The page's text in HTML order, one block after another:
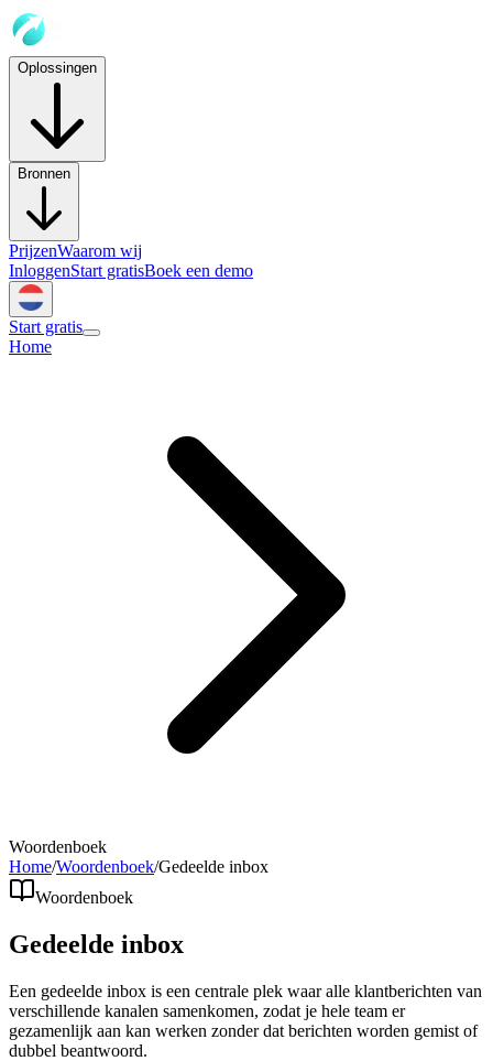
Oplossingen
Bronnen
PrijzenWaarom wij
InloggenStart gratisBoek een demo
Start gratis
Home
Woordenboek
Home/Woordenboek/Gedeelde inbox
Woordenboek
Gedeelde inbox
Een gedeelde inbox is een centrale plek waar alle klantberichten van
verschillende kanalen samenkomen, zodat je hele team er
gezamenlijk aan kan werken zonder dat berichten worden gemist of
dubbel beantwoord.